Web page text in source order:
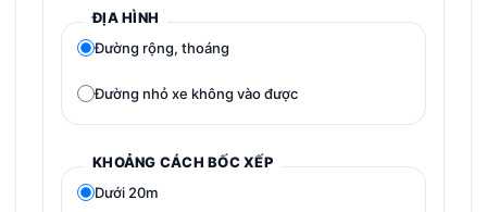
ĐỊA HÌNH
Đường rộng, thoáng
Đường nhỏ xe không vào được
KHOẢNG CÁCH BỐC XẾP
Dưới 20m